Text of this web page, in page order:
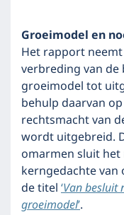
Groeimodel en
Het rapport
verbreding van
groeimodel tot
behulp daarvan
rechtsmacht van
wordt uitgebreid.
omarmen sluit
kerngedachte van
de titel‘Van besluit
groeimodel’.